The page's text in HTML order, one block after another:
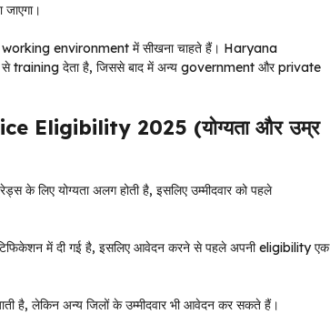
working environment में सीखना चाहते हैं। Haryana
training देता है, जिससे बाद में अन्य government और private
Eligibility 2025 (योग्यता और उम्र
के लिए योग्यता अलग होती है, इसलिए उम्मीदवार को पहले
में दी गई है, इसलिए आवेदन करने से पहले अपनी eligibility एक
है, लेकिन अन्य जिलों के उम्मीदवार भी आवेदन कर सकते हैं।